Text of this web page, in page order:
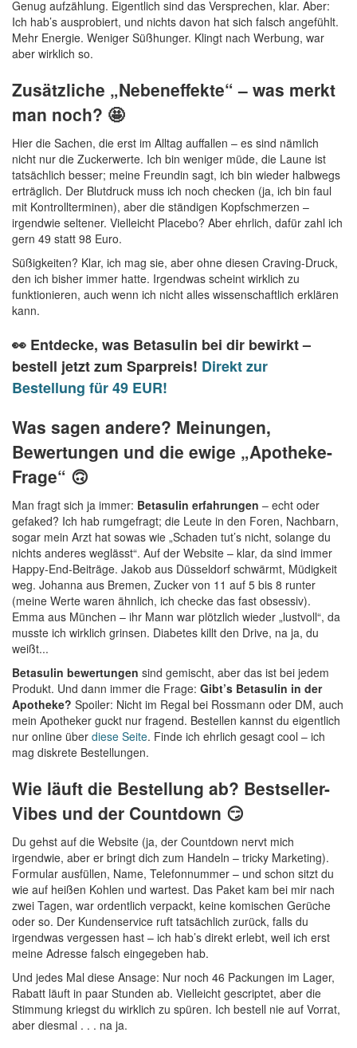
Genug aufzählung. Eigentlich sind das Versprechen, klar. Aber:
Ich hab’s ausprobiert, und nichts davon hat sich falsch angefühlt.
Mehr Energie. Weniger Süßhunger. Klingt nach Werbung, war
aber wirklich so.
Zusätzliche „Nebeneffekte“ – was merkt
man noch? 🤩
Hier die Sachen, die erst im Alltag auffallen – es sind nämlich
nicht nur die Zuckerwerte. Ich bin weniger müde, die Laune ist
tatsächlich besser; meine Freundin sagt, ich bin wieder halbwegs
erträglich. Der Blutdruck muss ich noch checken (ja, ich bin faul
mit Kontrollterminen), aber die ständigen Kopfschmerzen –
irgendwie seltener. Vielleicht Placebo? Aber ehrlich, dafür zahl ich
gern 49 statt 98 Euro.
Süßigkeiten? Klar, ich mag sie, aber ohne diesen Craving-Druck,
den ich bisher immer hatte. Irgendwas scheint wirklich zu
funktionieren, auch wenn ich nicht alles wissenschaftlich erklären
kann.
👀 Entdecke, was Betasulin bei dir bewirkt –
bestell jetzt zum Sparpreis! Direkt zur
Bestellung für 49 EUR!
Was sagen andere? Meinungen,
Bewertungen und die ewige „Apotheke-
Frage“ 🙃
Man fragt sich ja immer: Betasulin erfahrungen – echt oder
gefaked? Ich hab rumgefragt; die Leute in den Foren, Nachbarn,
sogar mein Arzt hat sowas wie „Schaden tut’s nicht, solange du
nichts anderes weglässt“. Auf der Website – klar, da sind immer
Happy-End-Beiträge. Jakob aus Düsseldorf schwärmt, Müdigkeit
weg. Johanna aus Bremen, Zucker von 11 auf 5 bis 8 runter
(meine Werte waren ähnlich, ich checke das fast obsessiv).
Emma aus München – ihr Mann war plötzlich wieder „lustvoll“, da
musste ich wirklich grinsen. Diabetes killt den Drive, na ja, du
weißt...
Betasulin bewertungen sind gemischt, aber das ist bei jedem
Produkt. Und dann immer die Frage: Gibt’s Betasulin in der
Apotheke? Spoiler: Nicht im Regal bei Rossmann oder DM, auch
mein Apotheker guckt nur fragend. Bestellen kannst du eigentlich
nur online über diese Seite. Finde ich ehrlich gesagt cool – ich
mag diskrete Bestellungen.
Wie läuft die Bestellung ab? Bestseller-
Vibes und der Countdown 😏
Du gehst auf die Website (ja, der Countdown nervt mich
irgendwie, aber er bringt dich zum Handeln – tricky Marketing).
Formular ausfüllen, Name, Telefonnummer – und schon sitzt du
wie auf heißen Kohlen und wartest. Das Paket kam bei mir nach
zwei Tagen, war ordentlich verpackt, keine komischen Gerüche
oder so. Der Kundenservice ruft tatsächlich zurück, falls du
irgendwas vergessen hast – ich hab’s direkt erlebt, weil ich erst
meine Adresse falsch eingegeben hab.
Und jedes Mal diese Ansage: Nur noch 46 Packungen im Lager,
Rabatt läuft in paar Stunden ab. Vielleicht gescriptet, aber die
Stimmung kriegst du wirklich zu spüren. Ich bestell nie auf Vorrat,
aber diesmal . . . na ja.